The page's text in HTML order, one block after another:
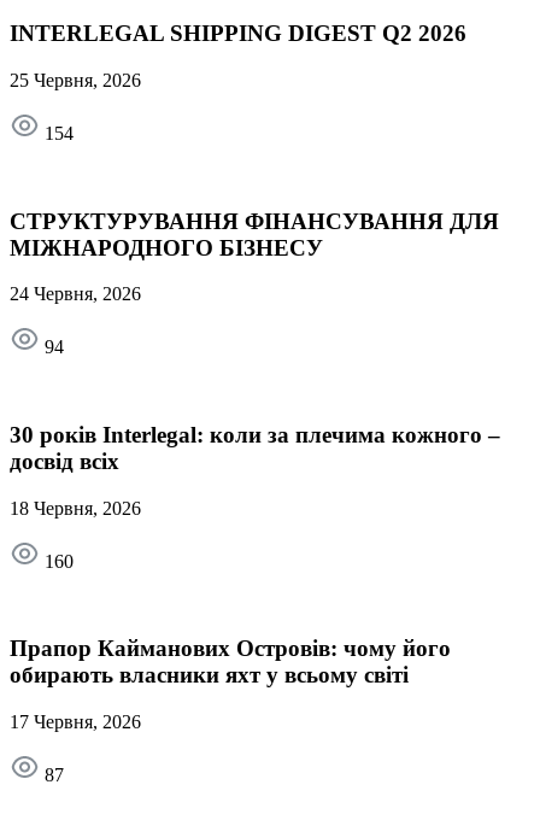
INTERLEGAL SHIPPING DIGEST Q2 2026
25 Червня, 2026
154
СТРУКТУРУВАННЯ ФІНАНСУВАННЯ ДЛЯ
МІЖНАРОДНОГО БІЗНЕСУ
24 Червня, 2026
94
30 років Interlegal: коли за плечима кожного –
досвід всіх
18 Червня, 2026
160
Прапор Кайманових Островів: чому його
обирають власники яхт у всьому світі
17 Червня, 2026
87